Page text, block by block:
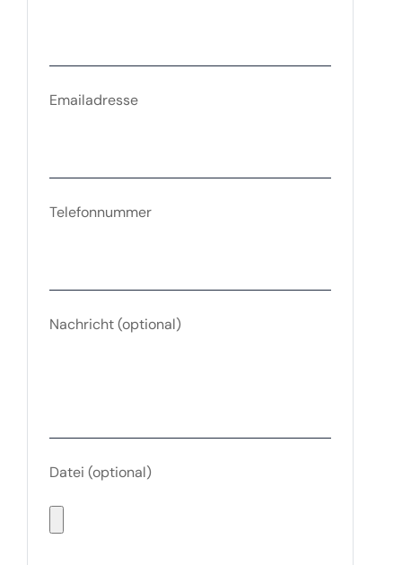
Emailadresse
Telefonnummer
Nachricht(optional)
Datei (optional)